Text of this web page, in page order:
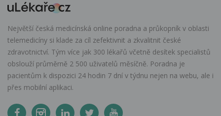
Největší česká medicínská online poradna a průkopník v oblasti
telemedicíny si klade za cíl zefektivnit a zkvalitnit české
zdravotnictví. Tým více jak 300 lékařů včetně desítek specialistů
obslouží průměrně 2 500 uživatelů měsíčně. Poradna je
pacientům k dispozici 24 hodin 7 dní v týdnu nejen na webu, ale i
přes mobilní aplikaci.